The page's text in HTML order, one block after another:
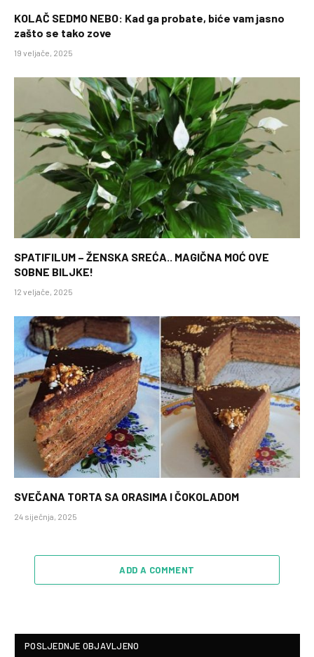
KOLAČ SEDMO NEBO: Kad ga probate, biće vam jasno
zašto se tako zove
19 veljače, 2025
SPATIFILUM – ŽENSKA SREĆA.. MAGIČNA MOĆ OVE
SOBNE BILJKE!
12 veljače, 2025
SVEČANA TORTA SA ORASIMA I ČOKOLADOM
24 siječnja, 2025
ADD A COMMENT
POSLJEDNJE OBJAVLJENO